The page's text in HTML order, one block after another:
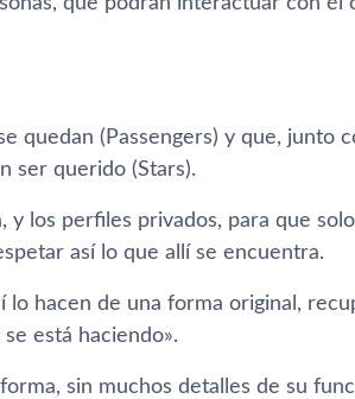
quedan (Passengers) y que, junto
ser querido (Stars).
y los perfiles privados, para que
así­ lo que allí­ se encuentra.
hacen de una forma original,
está haciendo».
sin muchos detalles de su